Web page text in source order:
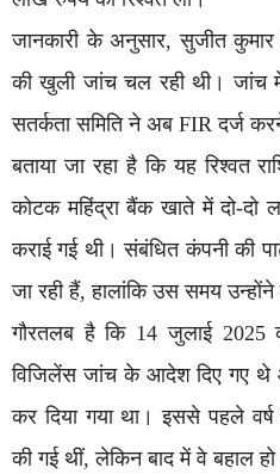
जानकारी के अनुसार, सुजीत
की खुली जांच चल रही थी। जांच
सतर्कता समिति ने अब FIR दर्ज
बताया जा रहा है कि यह रिश्वत
कोटक महिंद्रा बैंक खाते में दो-दो
कराई गई थी। संबंधित कंपनी की
जा रही हैं, हालांकि उस समय
गौरतलब है कि 14 जुलाई 2025
विजिलेंस जांच के आदेश दिए गए थे
कर दिया गया था। इससे पहले
की गई थीं, लेकिन बाद में वे बहाल